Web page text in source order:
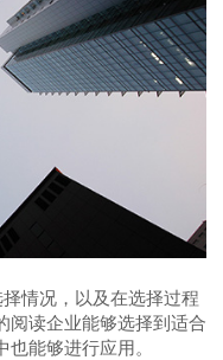
情况，以及在选择过程
阅读企业能够选择到适合
能够进行应用。